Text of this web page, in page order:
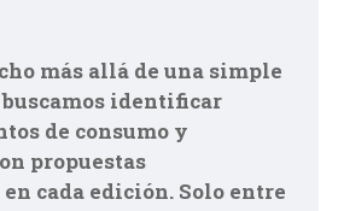
más allá de una simple
buscamos identificar
de consumo y
propuestas
cada edición. Solo entre